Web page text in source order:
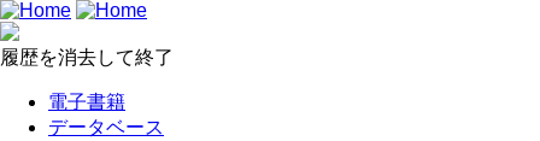
履歴を消去して終了
電子書籍
データベース